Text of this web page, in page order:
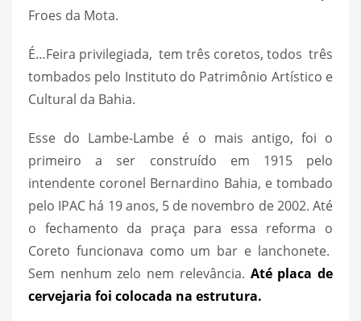
Froes da Mota.
É…Feira privilegiada, tem três coretos, todos três
tombados pelo Instituto do Patrimônio Artístico e
Cultural da Bahia.
Esse do Lambe-Lambe é o mais antigo, foi o
primeiro a ser construído em 1915 pelo
intendente coronel Bernardino Bahia, e tombado
pelo IPAC há 19 anos, 5 de novembro de 2002. Até
o fechamento da praça para essa reforma o
Coreto funcionava como um bar e lanchonete.
Sem nenhum zelo nem relevância. Até placa de
cervejaria foi colocada na estrutura.